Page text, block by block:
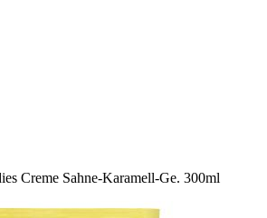
Creme Sahne-Karamell-Ge. 300ml